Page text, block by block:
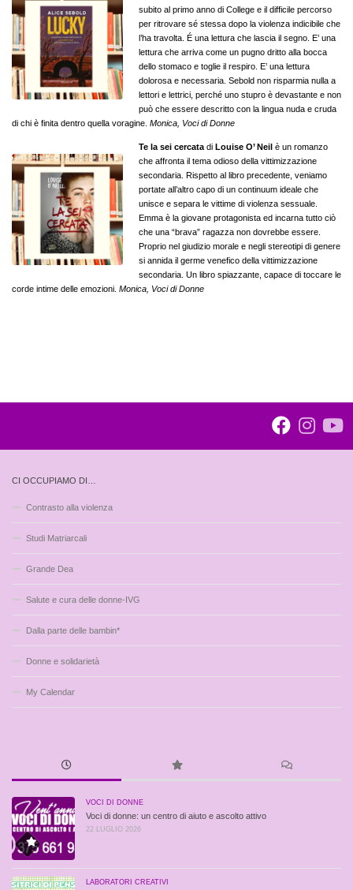
subito al primo anno di College e il difficile percorso
per ritrovare sé stessa dopo la violenza indicibile che
l’ha travolta. É una lettura che lascia il segno. E’ una
lettura che arriva come un pugno dritto alla bocca
dello stomaco e toglie il respiro. E’ una lettura
dolorosa e necessaria. Sebold non risparmia nulla a
lettori e lettrici, perché uno stupro è devastante e non
può che essere descritto con la lingua nuda e cruda
di chi è finita dentro quella voragine. Monica, Voci di Donne
Te la sei cercata di Louise O’ Neil è un romanzo
che affronta il tema odioso della vittimizzazione
secondaria. Rispetto al libro precedente, veniamo
portate all’altro capo di un continuum ideale che
unisce e separa le vittime di violenza sessuale.
Emma è la giovane protagonista ed incarna tutto ciò
che una “brava” ragazza non dovrebbe essere.
Proprio nel giudizio morale e negli stereotipi di genere
si annida il germe venefico della vittimizzazione
secondaria. Un libro spiazzante, capace di toccare le
corde intime delle emozioni. Monica, Voci di Donne
CI OCCUPIAMO DI…
Contrasto alla violenza
Studi Matriarcali
Grande Dea
Salute e cura delle donne-IVG
Dalla parte delle bambin*
Donne e solidarietà
My Calendar
VOCI DI DONNE
Voci di donne: un centro di aiuto e ascolto attivo
22 LUGLIO 2026
LABORATORI CREATIVI